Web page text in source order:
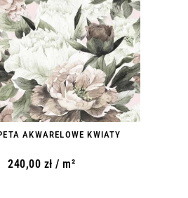
AKWARELOWE KWIATY
240,00 zł / m²